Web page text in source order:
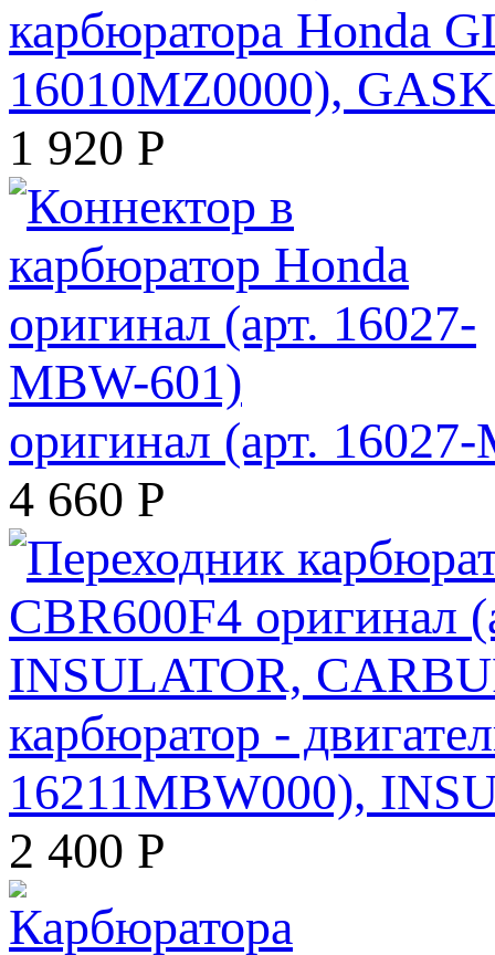
карбюратора Honda
16010MZ0000),
1 920 Р
оригинал (арт.
4 660 Р
карбюратор -
16211MBW000),
2 400 Р